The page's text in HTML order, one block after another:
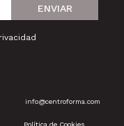
ENVIAR
info@centroforma.com
Política de Cookies